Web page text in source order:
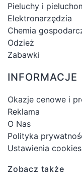
Pieluchy i
Elektronarzędzia
Chemia
Odzież
Zabawki
INFORMACJE
Okazje cenowe i
Reklama
O Nas
Polityka
Ustawienia cookies
Zobacz także